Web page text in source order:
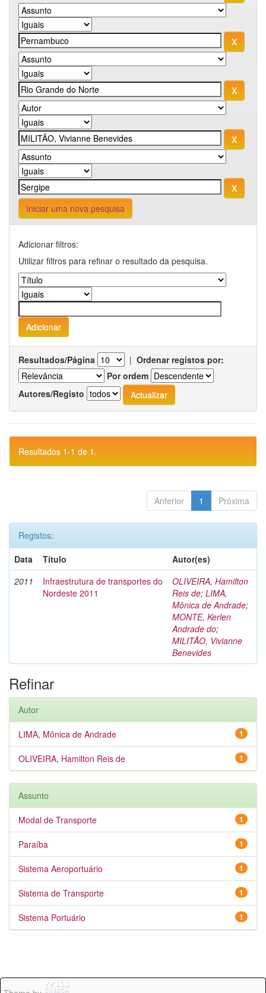
Iniciar uma nova pesquisa
Adicionar filtros:
Utilizar filtros para refinar o resultado da pesquisa.
Resultados/Página | Ordenar registos por:
Por ordem
Autores/Registo
Resultados 1-1 de 1.
Anterior 1 Próxima
Registos:
Data
Título
Autor(es)
2011
Infraestrutura de transportes do
Nordeste 2011
OLIVEIRA, Hamilton
Reis de; LIMA,
Mônica de Andrade;
MONTE, Kerlen
Andrade do;
MILITÃO, Vivianne
Benevides
Refinar
Autor
1
LIMA, Mônica de Andrade
1
OLIVEIRA, Hamilton Reis de
Assunto
1
Modal de Transporte
1
Paraíba
1
Sistema Aeroportuário
1
Sistema de Transporte
1
Sistema Portuário